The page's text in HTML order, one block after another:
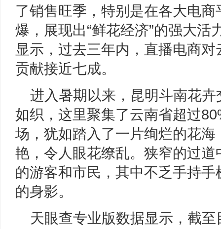
了销售旺季，特别是在各大电
爆，展现出“鲜花经济”的强大活
显示，过去三年内，直播电商
贡献接近七成。
进入暑期以来，昆明斗南花
如织，这里聚集了云南省超过
场，犹如踏入了一片绚烂的花
艳，令人眼花缭乱。狭窄的过
的游客和市民，其中不乏手持
的身影。
天眼查专业版数据显示，截